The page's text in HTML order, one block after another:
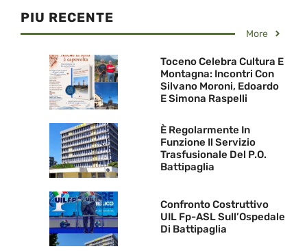
PIU RECENTE
More
Toceno Celebra Cultura E
Montagna: Incontri Con
Silvano Moroni, Edoardo
E Simona Raspelli
È Regolarmente In
Funzione Il Servizio
Trasfusionale Del P.O.
Battipaglia
Confronto Costruttivo
UIL Fp-ASL Sull’Ospedale
Di Battipaglia